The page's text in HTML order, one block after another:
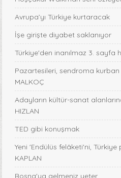
Avrupa’yı Türkiye kurtaracak
İşe girişte diyabet saklanıyor
Türkiye'den inanılmaz 3. sayfa
Pazartesileri, sendroma kurban
MALKOÇ
Adayların kültür-sanat
HIZLAN
TED gibi konuşmak
Yeni 'Endülüs felâketi'ni,
KAPLAN
Bosna'ya gelmeniz yeter